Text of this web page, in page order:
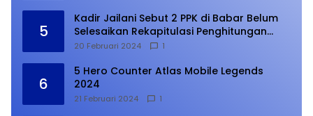
5
Kadir Jailani Sebut 2 PPK di Babar Belum
Selesaikan Rekapitulasi Penghitungan
Suara
20 Februari 2024 1
6
5 Hero Counter Atlas Mobile Legends
2024
21 Februari 2024 1